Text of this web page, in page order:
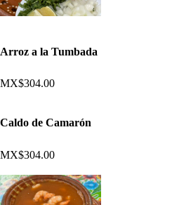
Arroz a la Tumbada
MX$304.00
Caldo de Camarón
MX$304.00